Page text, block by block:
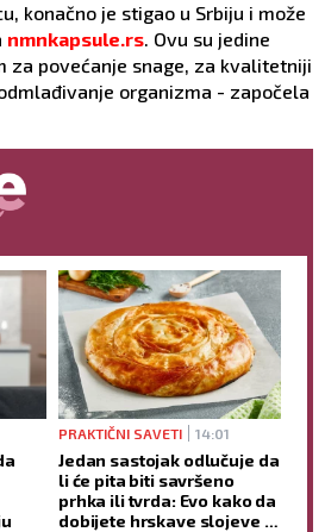
konačno je stigao u Srbiju i može
nmnkapsule.rs. Ovu su jedine
za povećanje snage, za kvalitetniji
organizma - započela
PRAKTIČNI SAVETI 14:01
Jedan sastojak odlučuje da
li će pita biti savršeno
prhka ili tvrda: Evo kako da
dobijete hrskave slojeve -